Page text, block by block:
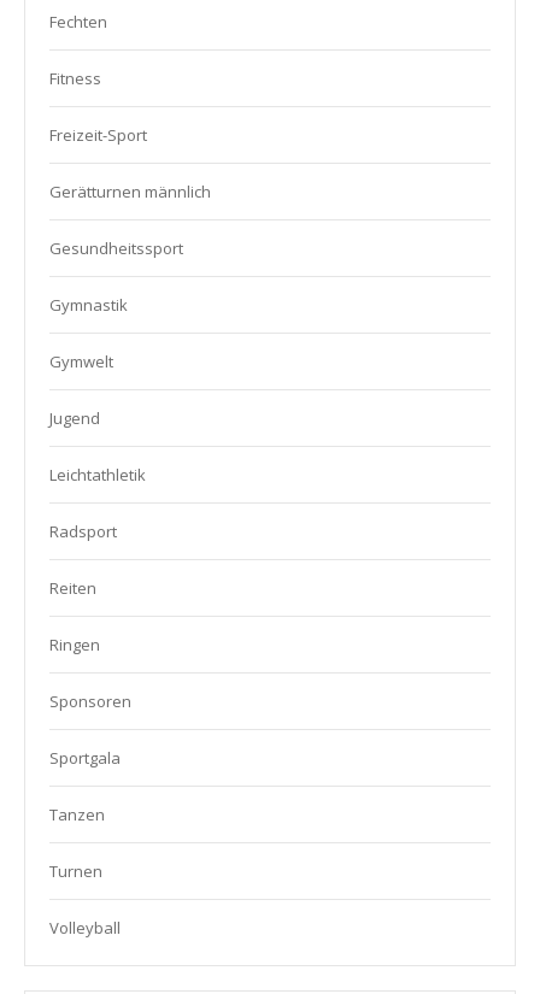
Fechten
Fitness
Freizeit-Sport
Gerätturnen männlich
Gesundheitssport
Gymnastik
Gymwelt
Jugend
Leichtathletik
Radsport
Reiten
Ringen
Sponsoren
Sportgala
Tanzen
Turnen
Volleyball